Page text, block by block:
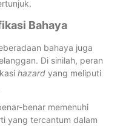
Bahaya
bahaya juga
Di sinilah, peran
hazard yang meliputi
benar memenuhi
yang tercantum dalam